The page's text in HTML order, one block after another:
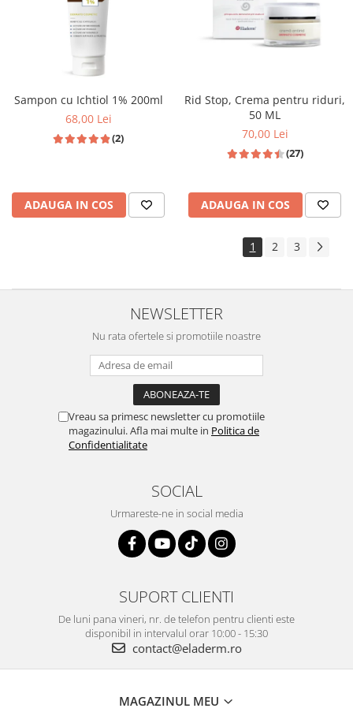
Sampon cu Ichtiol 1% 200ml
68,00 Lei
(2)
ADAUGA IN COS
Rid Stop, Crema pentru riduri,
50 ML
70,00 Lei
(27)
ADAUGA IN COS
1 2 3
NEWSLETTER
Nu rata ofertele si promotiile noastre
Vreau sa primesc newsletter cu promotiile
magazinului. Afla mai multe in Politica de
Confidentialitate
SOCIAL
Urmareste-ne in social media
SUPORT CLIENTI
De luni pana vineri, nr. de telefon pentru clienti este
disponibil in intervalul orar 10:00 - 15:30
contact@eladerm.ro
MAGAZINUL MEU